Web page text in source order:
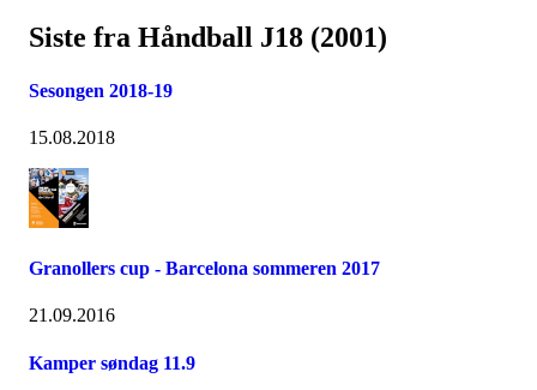
Siste fra Håndball J18 (2001)
Sesongen 2018-19
15.08.2018
Granollers cup - Barcelona sommeren 2017
21.09.2016
Kamper søndag 11.9